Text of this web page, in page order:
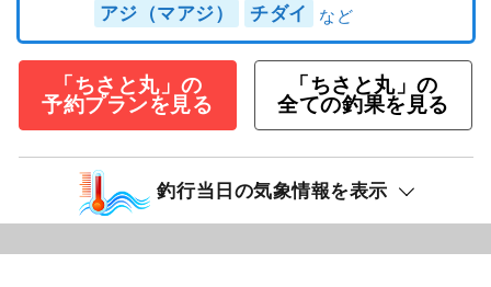
アジ（マアジ） チダイ
「ちさと丸」の
予約プランを見る
「ちさと丸」の
全ての釣果を見る
釣行当日の気象情報を表示